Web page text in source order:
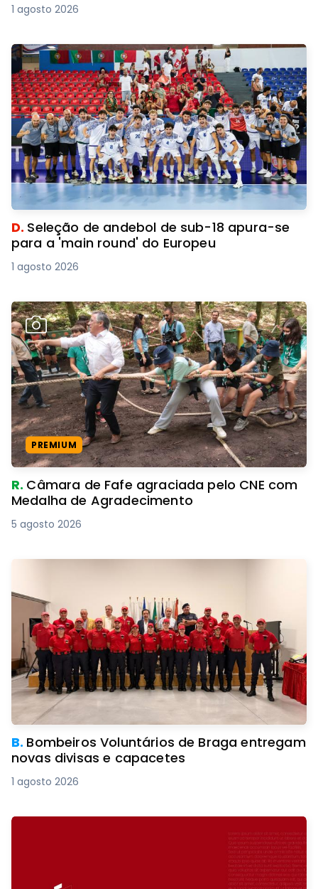
1 agosto 2026
D. Seleção de andebol de sub-18 apura-se
para a 'main round' do Europeu
1 agosto 2026
PREMIUM
R. Câmara de Fafe agraciada pelo CNE com
Medalha de Agradecimento
5 agosto 2026
B. Bombeiros Voluntários de Braga entregam
novas divisas e capacetes
1 agosto 2026